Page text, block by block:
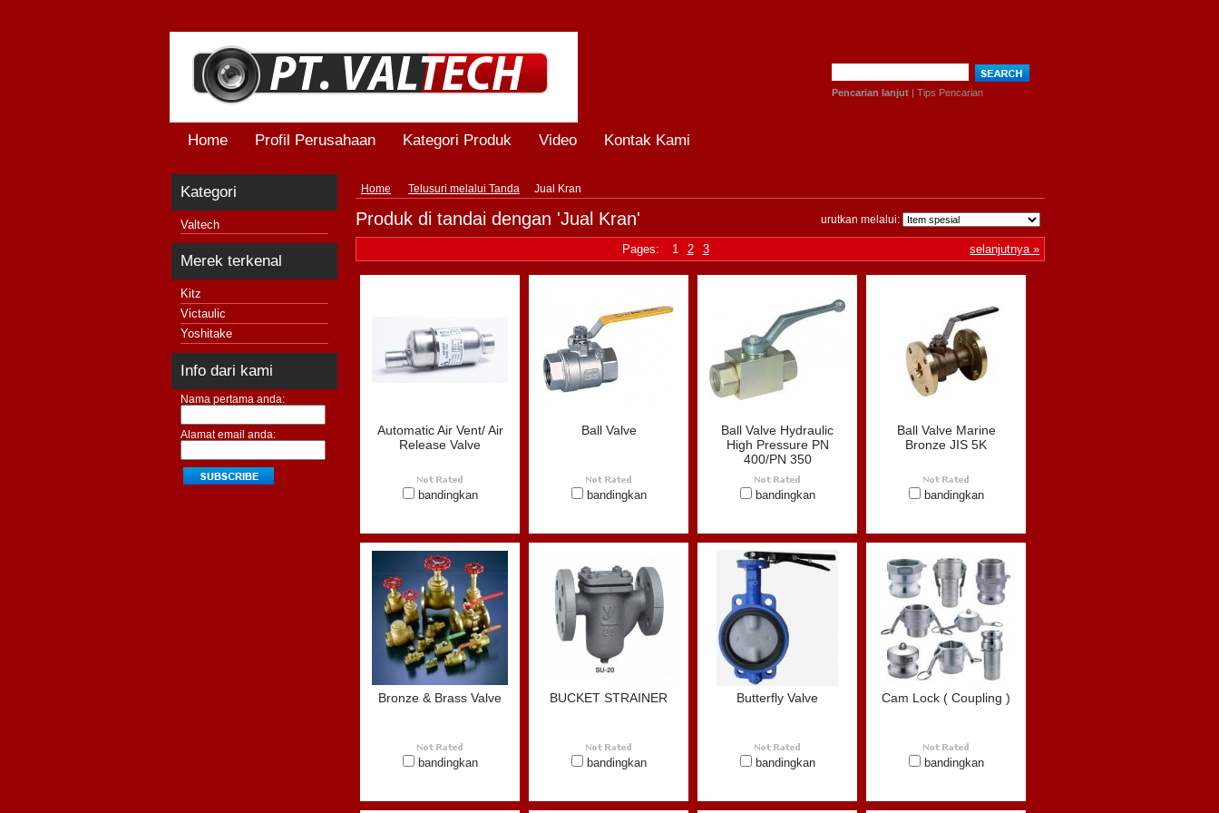
Pencarian lanjut | Tips Pencarian
Home Profil Perusahaan Kategori Produk Video Kontak Kami
Kategori
Valtech
Merek terkenal
Kitz
Victaulic
Yoshitake
Info dari kami
Nama pertama anda:
Alamat email anda:
Home Telusuri melalui Tanda Jual Kran
urutkan melalui:
Produk di tandai dengan 'Jual Kran'
selanjutnya »
Pages: 1 2 3
Automatic Air Vent/ Air
Release Valve
bandingkan
Ball Valve
bandingkan
Ball Valve Hydraulic
High Pressure PN
400/PN 350
bandingkan
Ball Valve Marine
Bronze JIS 5K
bandingkan
Bronze & Brass Valve
bandingkan
BUCKET STRAINER
bandingkan
Butterfly Valve
bandingkan
Cam Lock ( Coupling )
bandingkan